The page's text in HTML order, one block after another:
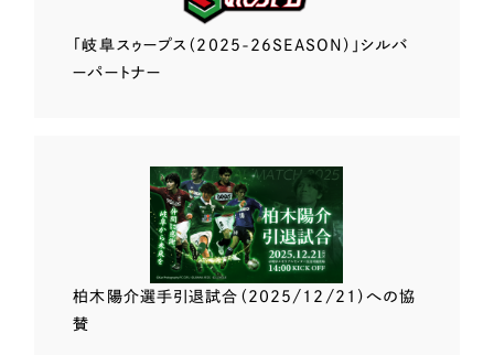
「岐阜スゥープス （2025-26SEASON）」 シルバ
ーパートナー
柏木陽介選手引退試合（2025/12/21）への協
賛